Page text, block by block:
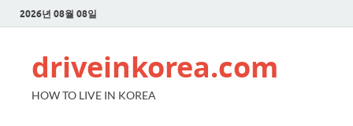
2026년 08월 08일
driveinkorea.com
HOW TO LIVE IN KOREA